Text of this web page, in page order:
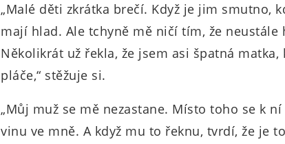
„Malé děti zkrátka brečí. Když je jim smutno,
mají hlad. Ale tchyně mě ničí tím, že neustále
Několikrát už řekla, že jsem asi špatná
pláče,“ stěžuje si.
„Můj muž se mě nezastane. Místo toho se k
vinu ve mně. A když mu to řeknu, tvrdí, že je